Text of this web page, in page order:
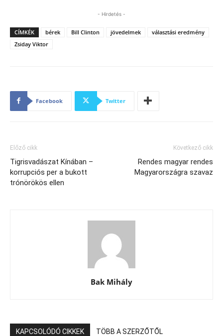
- Hirdetés -
CÍMKÉK bérek Bill Clinton jövedelmek
választási eredmény
Zsiday Viktor
Facebook Twitter
Előző cikk
Tigrisvadászat Kínában –
korrupciós per a bukott
trónörökös ellen
Következő cikk
Rendes magyar rendes
Magyarországra szavaz
Bak Mihály
KAPCSOLÓDÓ CIKKEK TÖBB A SZERZŐTŐL